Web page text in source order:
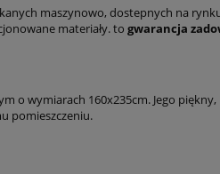
maszynowo, dostepnych na
materiały. to gwarancja
o wymiarach 160x235cm. Jego
pomieszczeniu.